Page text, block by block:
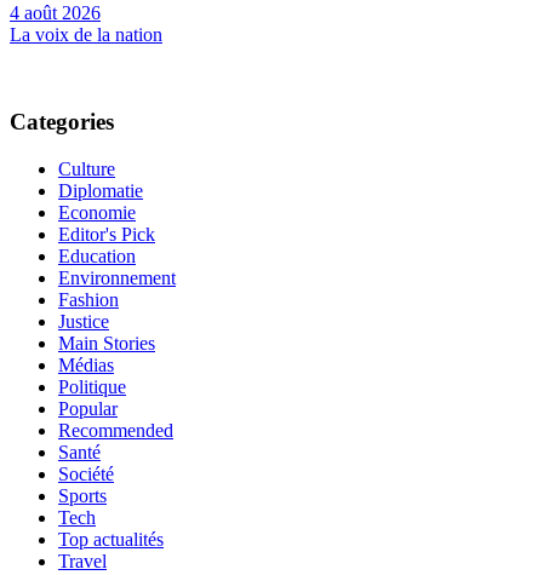
4 août 2026
La voix de la nation
Categories
Culture
Diplomatie
Economie
Editor's Pick
Education
Environnement
Fashion
Justice
Main Stories
Médias
Politique
Popular
Recommended
Santé
Société
Sports
Tech
Top actualités
Travel